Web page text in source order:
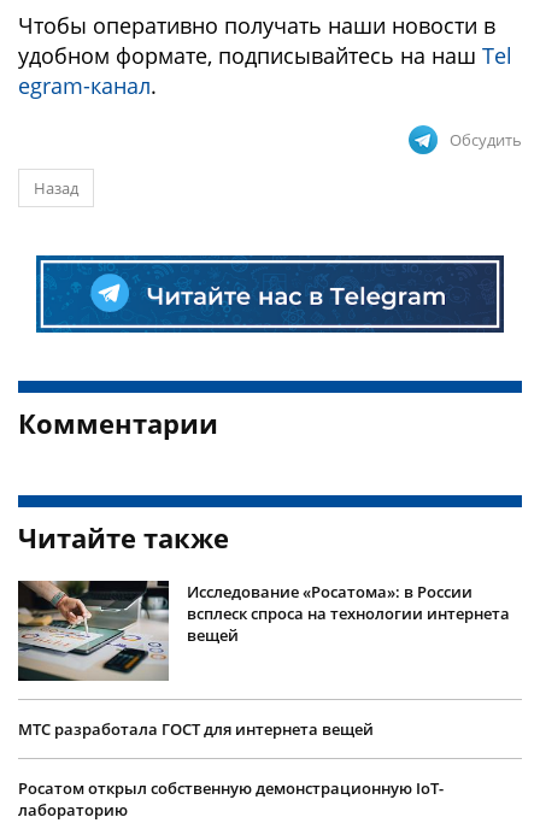
Чтобы оперативно получать наши новости в
удобном формате, подписывайтесь на наш Tel
egram-канал.
Обсудить
Назад
Комментарии
Читайте также
Исследование «Росатома»: в России
всплеск спроса на технологии интернета
вещей
МТС разработала ГОСТ для интернета вещей
Росатом открыл собственную демонстрационную IoT-
лабораторию